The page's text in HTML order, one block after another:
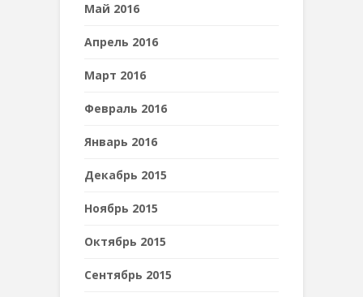
Май 2016
Апрель 2016
Март 2016
Февраль 2016
Январь 2016
Декабрь 2015
Ноябрь 2015
Октябрь 2015
Сентябрь 2015